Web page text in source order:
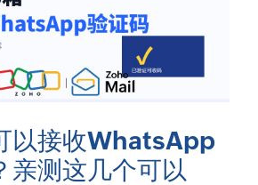
以接收WhatsApp
亲测这几个可以